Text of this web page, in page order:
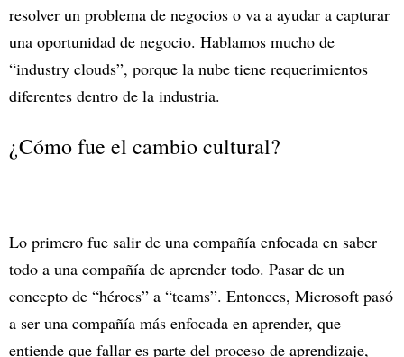
resolver un problema de negocios o va a ayudar a capturar
una oportunidad de negocio. Hablamos mucho de
“industry clouds”, porque la nube tiene requerimientos
diferentes dentro de la industria.
¿Cómo fue el cambio cultural?
Lo primero fue salir de una compañía enfocada en saber
todo a una compañía de aprender todo. Pasar de un
concepto de “héroes” a “teams”. Entonces, Microsoft pasó
a ser una compañía más enfocada en aprender, que
entiende que fallar es parte del proceso de aprendizaje,